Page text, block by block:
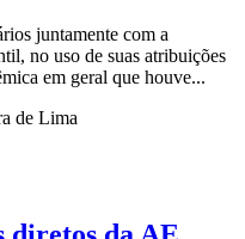
juntamente com a
no uso de suas atribuições
em geral que houve...
de Lima